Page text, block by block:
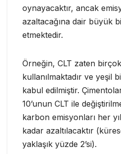
oynayacaktır, ancak
azaltacağına dair büyük
etmektedir.
Örneğin, CLT zaten
kullanılmaktadır ve yeşil
kabul edilmiştir.
10’unun CLT ile
karbon emisyonları her
kadar azaltılacaktır
yaklaşık yüzde 2’si).